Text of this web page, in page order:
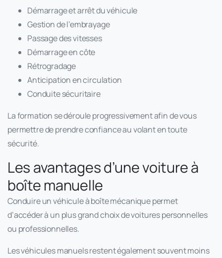
Démarrage et arrêt du véhicule
Gestion de l’embrayage
Passage des vitesses
Démarrage en côte
Rétrogradage
Anticipation en circulation
Conduite sécuritaire
La formation se déroule progressivement afin de vous
permettre de prendre confiance au volant en toute
sécurité.
Les avantages d’une voiture à
boîte manuelle
Conduire un véhicule à boîte mécanique permet
d’accéder à un plus grand choix de voitures personnelles
ou professionnelles.
Les véhicules manuels restent également souvent moins